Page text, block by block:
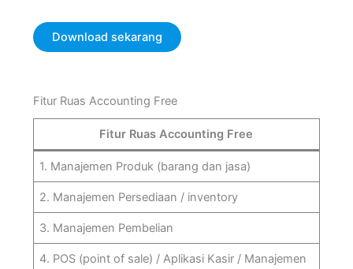
Download sekarang
Fitur Ruas Accounting Free
Fitur Ruas Accounting Free
1. Manajemen Produk (barang dan jasa)
2. Manajemen Persediaan / inventory
3. Manajemen Pembelian
4. POS (point of sale) / Aplikasi Kasir / Manajemen